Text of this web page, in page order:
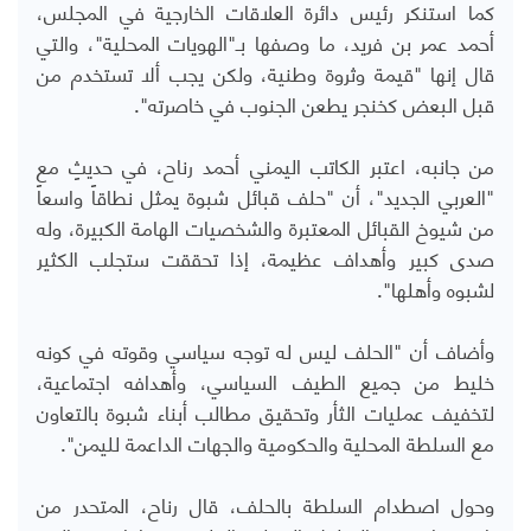
كما استنكر رئيس دائرة العلاقات الخارجية في المجلس،
أحمد عمر بن فريد، ما وصفها بـ"الهويات المحلية"، والتي
قال إنها "قيمة وثروة وطنية، ولكن يجب ألا تستخدم من
قبل البعض كخنجر يطعن الجنوب في خاصرته".
من جانبه، اعتبر الكاتب اليمني أحمد رناح، في حديثٍ مع
"العربي الجديد"، أن "حلف قبائل شبوة يمثل نطاقاً واسعاً
من شيوخ القبائل المعتبرة والشخصيات الهامة الكبيرة، وله
صدى كبير وأهداف عظيمة، إذا تحققت ستجلب الكثير
لشبوه وأهلها".
وأضاف أن "الحلف ليس له توجه سياسي وقوته في كونه
خليط من جميع الطيف السياسي، وأهدافه اجتماعية،
لتخفيف عمليات الثأر وتحقيق مطالب أبناء شبوة بالتعاون
مع السلطة المحلية والحكومية والجهات الداعمة لليمن".
وحول اصطدام السلطة بالحلف، قال رناح، المتحدر من